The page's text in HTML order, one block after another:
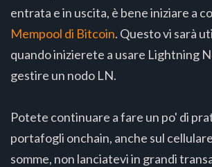
entrata e in uscita, è bene iniziare a
Mempool di Bitcoin. Questo vi sarà
quando inizierete a usare Lightning
gestire un nodo LN.
Potete continuare a fare un po' di
portafogli onchain, anche sul
somme, non lanciatevi in grandi